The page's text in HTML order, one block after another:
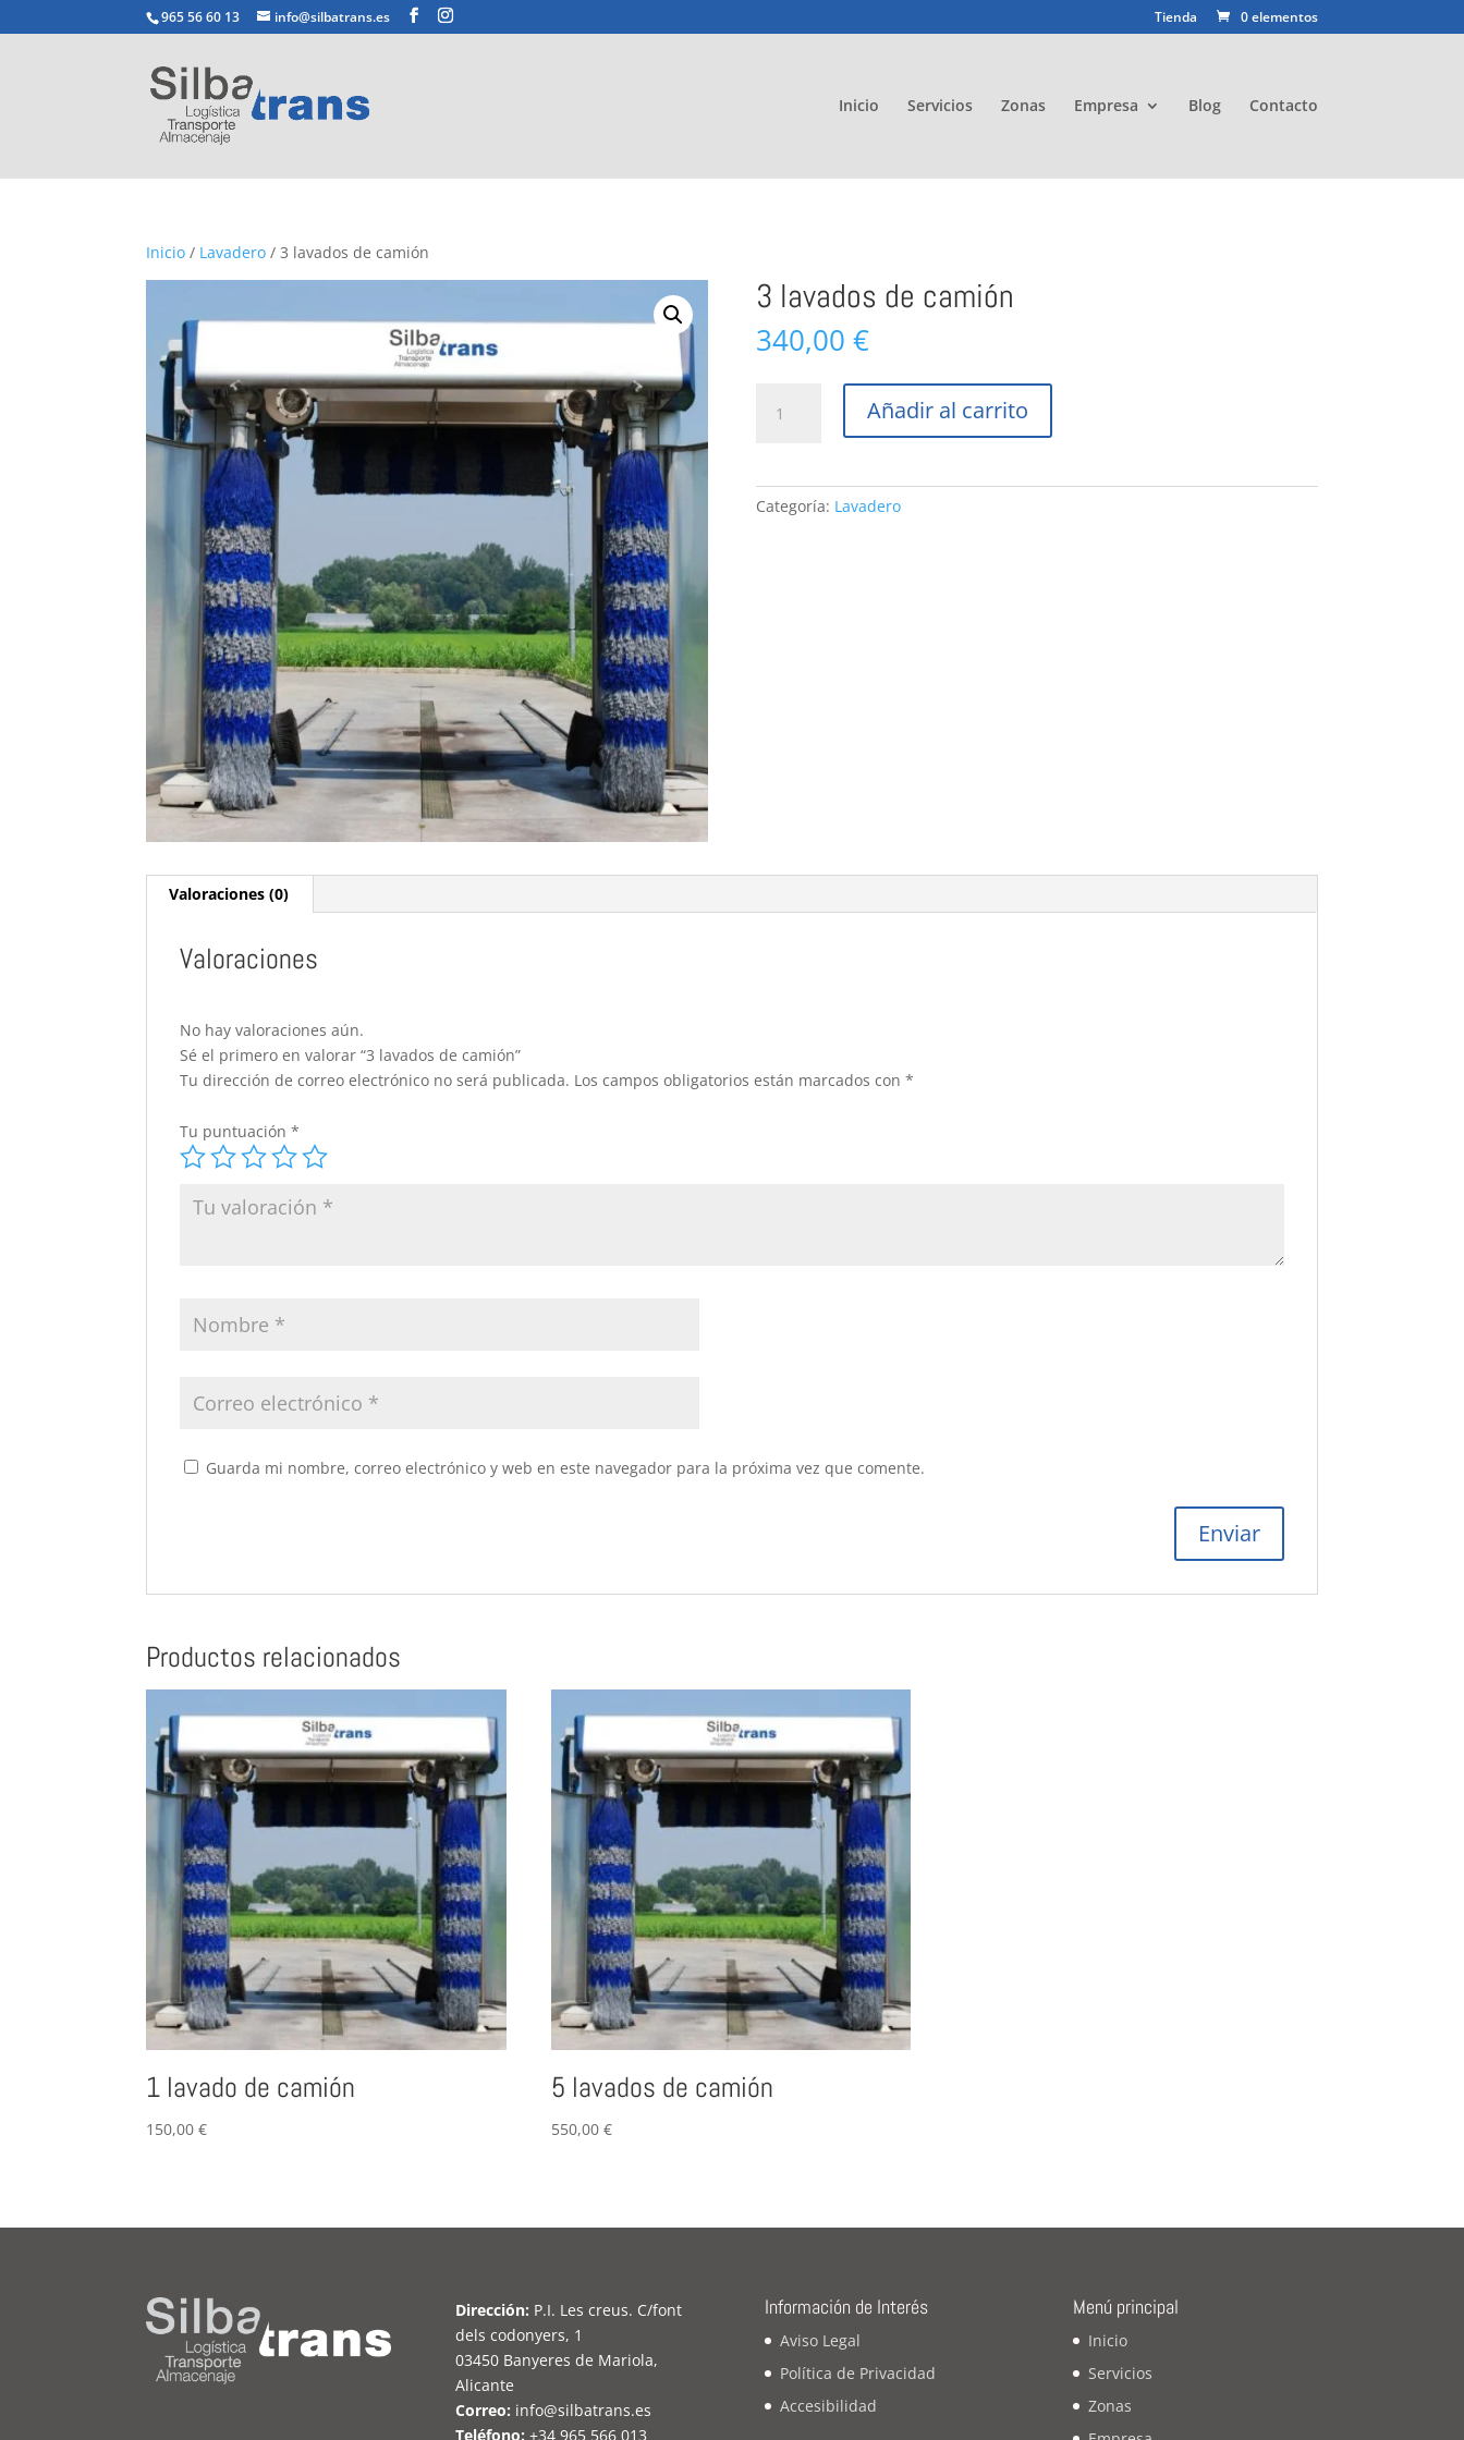
965 56 60 13 info@silbatrans.es Tienda 0 elementos
Inicio Servicios Zonas Empresa Blog Contacto
Inicio / Lavadero / 3 lavados de camión
3 lavados de camión
340,00 €
lavados
cantidad
Añadir al carrito
Categoría: Lavadero
Valoraciones (0)
Valoraciones
No hay valoraciones aún.
Sé el primero en valorar “3 lavados de camión”
Tu dirección de correo electrónico no será publicada. Los campos obligatorios están marcados con*
Tu puntuación*
Guarda mi nombre, correo electrónico y web en este navegador para la próxima vez que comente.
Productos relacionados
1 lavado de camión
150,00€
5 lavados de camión
550,00 €
Dirección: P.I. Les creus. C/font
dels codonyers, 1
03450 Banyeres de Mariola,
Alicante
Correo: info@silbatrans.es
Teléfono: +34 965 566 013
Información de Interés
Aviso Legal
Política de Privacidad
Accesibilidad
Menú principal
Inicio
Servicios
Zonas